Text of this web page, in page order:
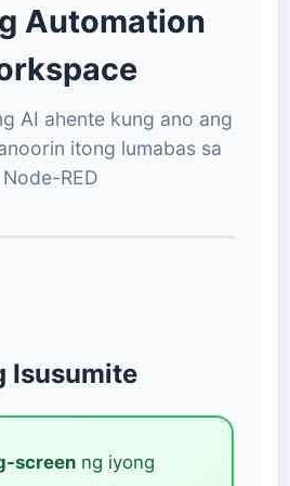
Automation
AI ahente kung ano ang
itong lumabas sa
Node-RED
Isusumite
screen ng iyong